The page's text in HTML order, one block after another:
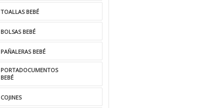
TOALLAS BEBÉ
BOLSAS BEBÉ
PAÑALERAS BEBÉ
PORTADOCUMENTOS
BEBÉ
COJINES